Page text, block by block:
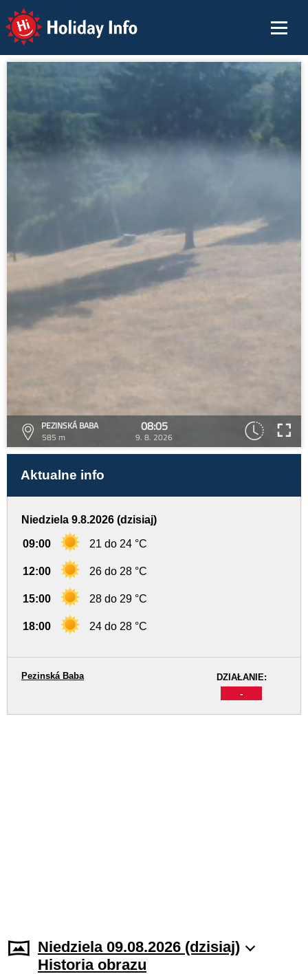
Holiday Info
PEZINSKÁ BABA
585 m
08:05
9. 8. 2026
Aktualne info
Niedziela 9.8.2026 (dzisiaj)
09:00 21 do 24 °C
12:00 26 do 28 °C
15:00 28 do 29 °C
18:00 24 do 28 °C
DZIAŁANIE:
-
Pezinská Baba
Niedziela 09.08.2026 (dzisiaj)
Historia obrazu